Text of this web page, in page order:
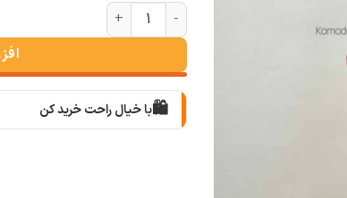
شومیز مانتویی کنفی پرادا (یازده
🛍️با خیال راحت خرید کن